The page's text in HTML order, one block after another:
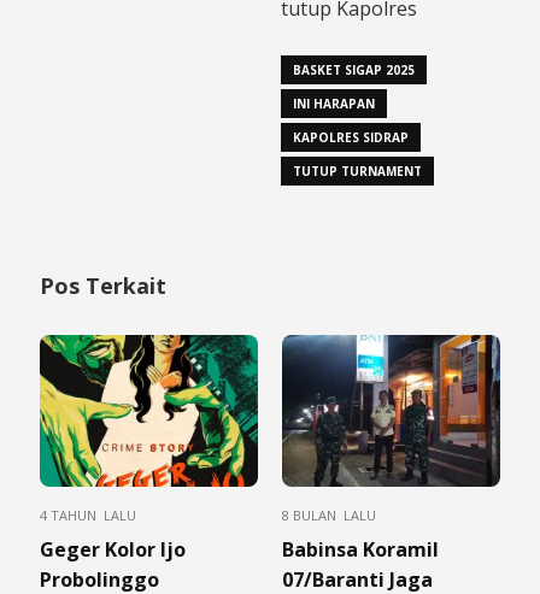
tutup Kapolres
BASKET SIGAP 2025
INI HARAPAN
KAPOLRES SIDRAP
TUTUP TURNAMENT
Pos Terkait
4 TAHUN LALU
Geger Kolor Ijo
Probolinggo
8 BULAN LALU
Babinsa Koramil
07/Baranti Jaga